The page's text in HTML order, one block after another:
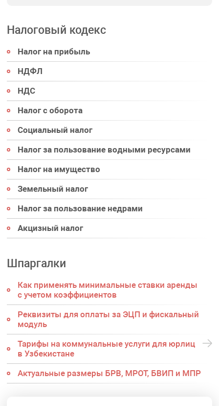
Налоговый кодекс
Налог на прибыль
НДФЛ
НДС
Налог с оборота
Социальный налог
Налог за пользование водными ресурсами
Налог на имущество
Земельный налог
Налог за пользование недрами
Акцизный налог
Шпаргалки
Как применять минимальные ставки аренды
с учетом коэффициентов
Реквизиты для оплаты за ЭЦП и фискальный
модуль
Тарифы на коммунальные услуги для юрлиц
в Узбекистане
Актуальные размеры БРВ, МРОТ, БВИП и МПР